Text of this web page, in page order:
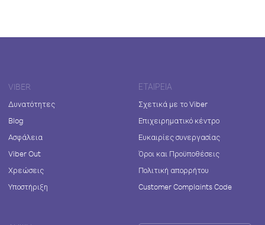
VIBER
Δυνατότητες
Blog
Ασφάλεια
Viber Out
Χρεώσεις
Υποστήριξη
ΕΤΑΙΡΕΊΑ
Σχετικά με το Viber
Επιχειρηματικό κέντρο
Ευκαιρίες συνεργασίας
Όροι και Προϋποθέσεις
Πολιτική απορρήτου
Customer Complaints Code